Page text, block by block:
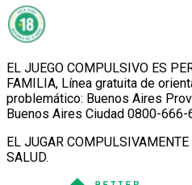
EL JUEGO COMPULSIVO ES
FAMILIA, Línea gratuita de
problemático: Buenos Aires
Buenos Aires Ciudad 0800-666-
EL JUGAR
SALUD.